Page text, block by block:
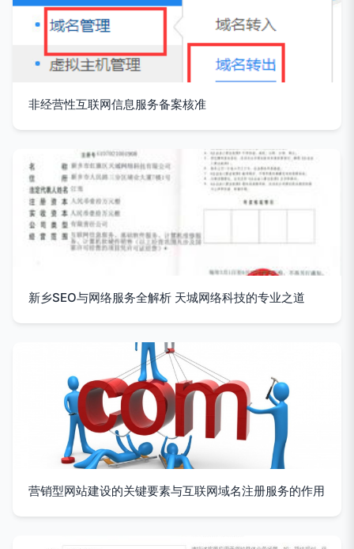
非经营性互联网信息服务备案核准
新乡SEO与网络服务全解析 天城网络科技的专业之道
营销型网站建设的关键要素与互联网域名注册服务的作用